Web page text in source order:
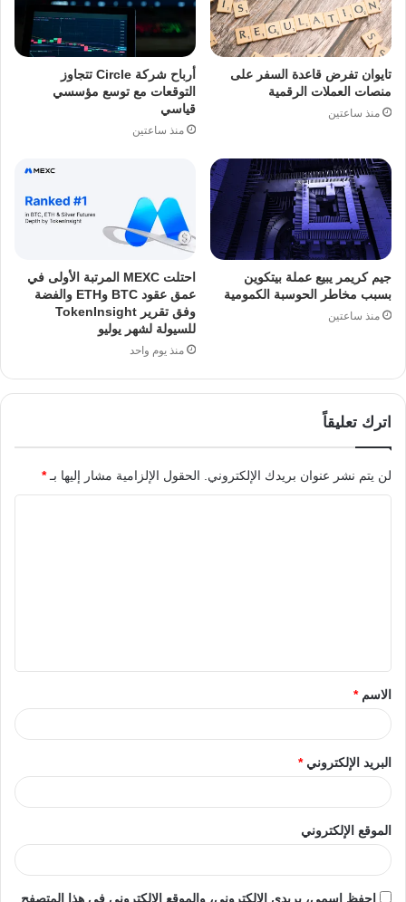
تايوان تفرض قاعدة السفر على
منصات العملات الرقمية
منذ ساعتين
أرباح شركة Circle تتجاوز
التوقعات مع توسع مؤسسي
قياسي
منذ ساعتين
جيم كريمر يبيع عملة بيتكوين
بسبب مخاطر الحوسبة الكمومية
منذ ساعتين
احتلت MEXC المرتبة الأولى في
عمق عقود BTC وETH والفضة
وفق تقرير TokenInsight
للسيولة لشهر يوليو
منذ يوم واحد
اترك تعليقاً
لن يتم نشر عنوان بريدك الإلكتروني. الحقول الإلزامية مشار إليها بـ*
الاسم*
البريد الإلكتروني*
الموقع الإلكتروني
احفظ اسمي، بريدي الإلكتروني، والموقع الإلكتروني في هذا المتصفح